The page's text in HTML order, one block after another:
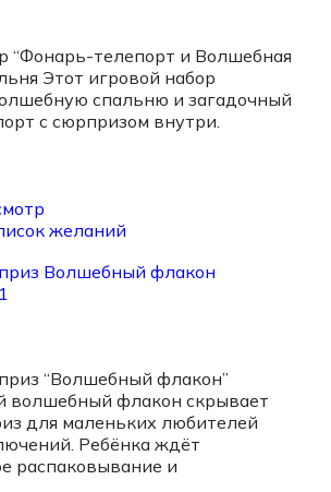
“Фонарь-телепорт и Волшебная
Этот игровой набор
спальню и загадочный
с сюрпризом внутри.
желаний
Волшебный флакон
“Волшебный флакон”
волшебный флакон скрывает
для маленьких любителей
Ребёнка ждёт
распаковывание и